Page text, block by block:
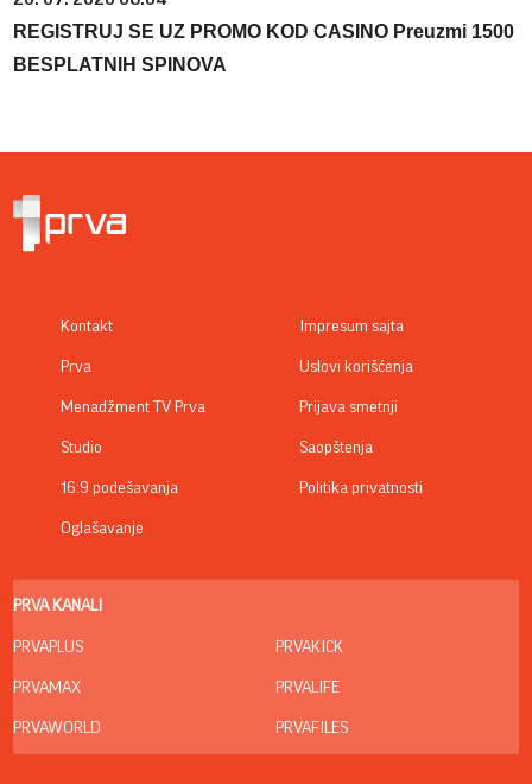
REGISTRUJ SE UZ PROMO KOD CASINO Preuzmi 1500
BESPLATNIH SPINOVA
Kontakt
Prva
Menadžment TV Prva
Studio
16:9 podešavanja
Oglašavanje
Impresum sajta
Uslovi korišćenja
Prijava smetnji
Saopštenja
Politika privatnosti
PRVA KANALI
PRVAPLUS
PRVAMAX
PRVAWORLD
PRVAKICK
PRVALIFE
PRVAFILES